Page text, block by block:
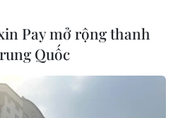
VIỆT NAM
Pay mở rộng thanh
Quốc